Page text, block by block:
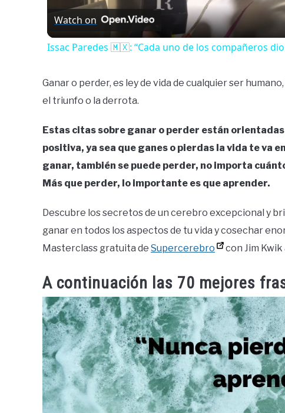
Watch on
Issac Paredes 🇲🇽: “Cada uno de los compañeros
Ganar o perder, es ley de vida de cualquier ser
el triunfo o la derrota.
Estas citas sobre ganar o perder están
positiva, ya sea que ganes o pierdas la vida te va
ganar, también se puede perder, no importa
Más que perder, lo importante es que aprender.
Descubre los secretos de un cerebro excepcional y
ganar en todos los aspectos de tu vida y cosechar
Masterclass gratuita de Supercerebro con Jim
A continuación las 70 mejores